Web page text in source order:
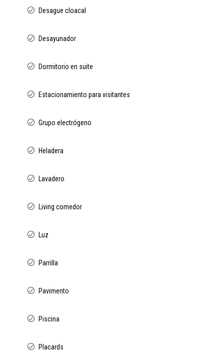
Desague cloacal
Desayunador
Dormitorio en suite
Estacionamiento para visitantes
Grupo electrógeno
Heladera
Lavadero
Living comedor
Luz
Parrilla
Pavimento
Piscina
Placards